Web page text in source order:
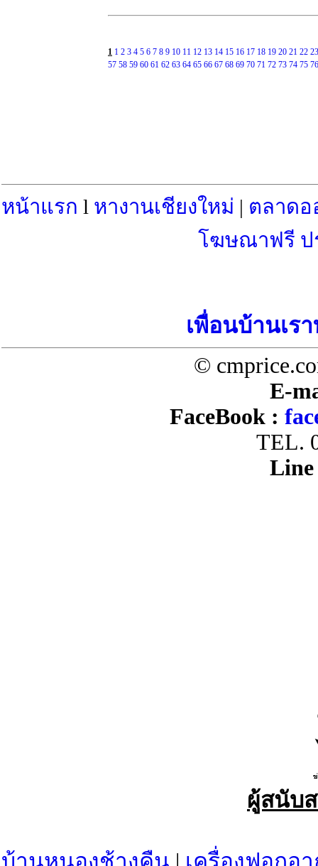
1 1 2 3 4 5 6 7 8 9 10 11 12 13 14 15 16 17 18 19 20 21 22 23
57 58 59 60 61 62 63 64 65 66 67 68 69 70 71 72 73 74 75 76
หน้าแรก l หางานเชียงใหม่ | ตลาด
โฆษณาฟรี ป
เพื่อนบ้านเร
©
E-
FaceBook :
TEL.
ผู้สนับ
บ้านหนองช้างคืน | เครื่องฟอกอ